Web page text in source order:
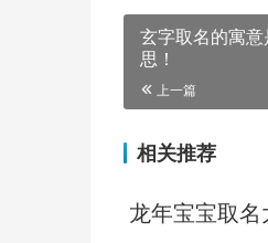
玄字取名的寓
思！
上一篇
相关推荐
龙年宝宝取